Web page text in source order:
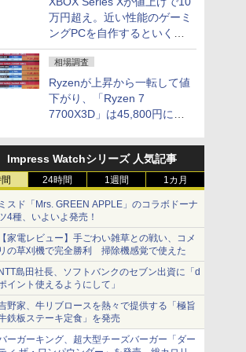
万円超え。近い性能のゲーミ
ングPCを自作するといくら
になる？
相場調査
Ryzenが上昇から一転して値
下がり、「Ryzen 7
7700X3D」は45,800円に急
との価格逆転解消 [8月前半の
CPU価格]
Impress Watchシリーズ 人気記事
24時間 1週間 1カ月
スド「Mrs. GREEN APPLE」のコラボドーナ
4種、いよいよ発売！
家電レビュー】手ごわい雑草との戦い、コメ
の草刈機で完全勝利 掃除機感覚で使えた
島田社長、ソフトバンクのセブン出資に「d
イント使えるようにして」
野家、牛リブロースを熱々で提供する「極旨
鉄板ステーキ定食」を発売
ーガーキング、超大型チーズバーガー「ダー